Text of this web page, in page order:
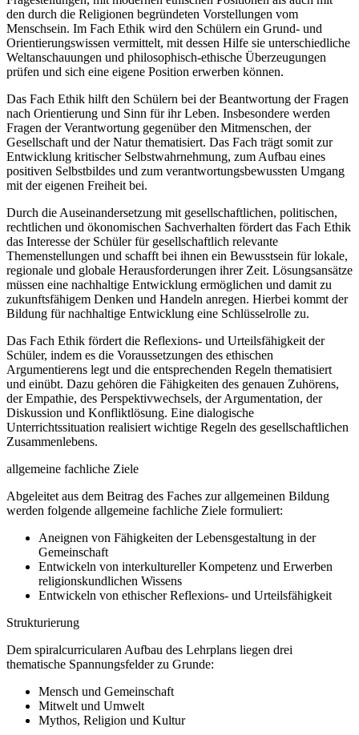
den durch die Religionen begründeten Vorstellungen vom
Menschsein. Im Fach Ethik wird den Schülern ein Grund- und
Orientierungswissen vermittelt, mit dessen Hilfe sie unterschiedliche
Weltanschauungen und philosophisch-ethische Überzeugungen
prüfen und sich eine eigene Position erwerben können.
Das Fach Ethik hilft den Schülern bei der Beantwortung der Fragen
nach Orientierung und Sinn für ihr Leben. Insbesondere werden
Fragen der Verantwortung gegenüber den Mitmenschen, der
Gesellschaft und der Natur thematisiert. Das Fach trägt somit zur
Entwicklung kritischer Selbstwahrnehmung, zum Aufbau eines
positiven Selbstbildes und zum verantwortungsbewussten Umgang
mit der eigenen Freiheit bei.
Durch die Auseinandersetzung mit gesellschaftlichen, politischen,
rechtlichen und ökonomischen Sachverhalten fördert das Fach Ethik
das Interesse der Schüler für gesellschaftlich relevante
Themenstellungen und schafft bei ihnen ein Bewusstsein für lokale,
regionale und globale Herausforderungen ihrer Zeit. Lösungsansätze
müssen eine nachhaltige Entwicklung ermöglichen und damit zu
zukunftsfähigem Denken und Handeln anregen. Hierbei kommt der
Bildung für nachhaltige Entwicklung eine Schlüsselrolle zu.
Das Fach Ethik fördert die Reflexions- und Urteilsfähigkeit der
Schüler, indem es die Voraussetzungen des ethischen
Argumentierens legt und die entsprechenden Regeln thematisiert
und einübt. Dazu gehören die Fähigkeiten des genauen Zuhörens,
der Empathie, des Perspektivwechsels, der Argumentation, der
Diskussion und Konfliktlösung. Eine dialogische
Unterrichtssituation realisiert wichtige Regeln des gesellschaftlichen
Zusammenlebens.
allgemeine fachliche Ziele
Abgeleitet aus dem Beitrag des Faches zur allgemeinen Bildung
werden folgende allgemeine fachliche Ziele formuliert:
Aneignen von Fähigkeiten der Lebensgestaltung in der
Gemeinschaft
Entwickeln von interkultureller Kompetenz und Erwerben
religionskundlichen Wissens
Entwickeln von ethischer Reflexions- und Urteilsfähigkeit
Strukturierung
Dem spiralcurricularen Aufbau des Lehrplans liegen drei
thematische Spannungsfelder zu Grunde:
Mensch und Gemeinschaft
Mitwelt und Umwelt
Mythos, Religion und Kultur